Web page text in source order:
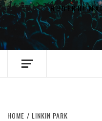
HUDEBNÍ
HOME LINKIN PARK